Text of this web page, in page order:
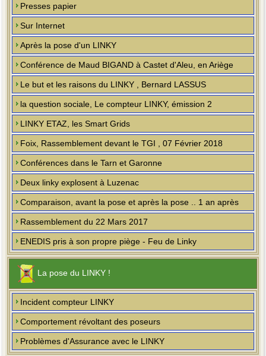
Presses papier
Sur Internet
Après la pose d'un LINKY
Conférence de Maud BIGAND à Castet d'Aleu, en Ariège
Le but et les raisons du LINKY , Bernard LASSUS
la question sociale, Le compteur LINKY, émission 2
LINKY ETAZ, les Smart Grids
Foix, Rassemblement devant le TGI , 07 Février 2018
Conférences dans le Tarn et Garonne
Deux linky explosent à Luzenac
Comparaison, avant la pose et après la pose .. 1 an après
Rassemblement du 22 Mars 2017
ENEDIS pris à son propre piège - Feu de Linky
La pose du LINKY !
Incident compteur LINKY
Comportement révoltant des poseurs
Problèmes d'Assurance avec le LINKY